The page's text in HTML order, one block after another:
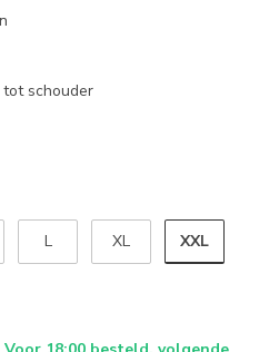
schouder
L XL XXL